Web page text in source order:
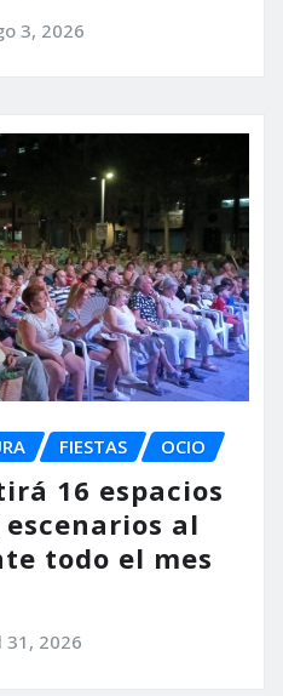
3, 2026
FIESTAS OCIO
16 espacios
al
todo el mes
31, 2026